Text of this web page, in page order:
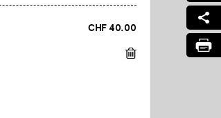
CHF 40.00